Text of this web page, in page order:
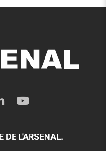
DE L'ARSENAL.